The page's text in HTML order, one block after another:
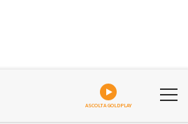
ASCOLTA GOLDPLAY